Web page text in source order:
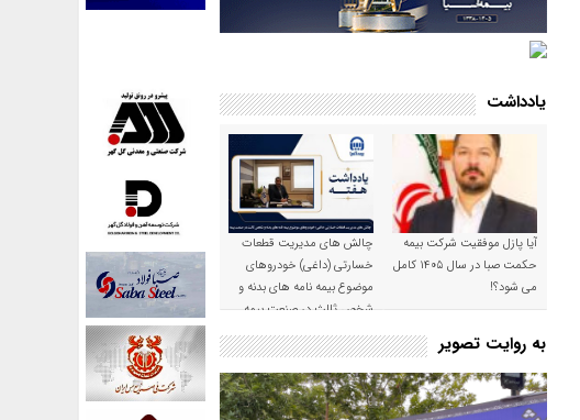
یادداشت
آیا پازل موفقیت شرکت بیمه
حکمت صبا در سال ۱۴۰۵ کامل
می شود؟!
چالش های مدیریت قطعات
خسارتی (داغی) خودروهای
موضوع بیمه نامه های بدنه و
شخص ثالث در صنعت بیمه
به روایت تصویر